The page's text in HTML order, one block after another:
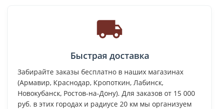
Быстрая доставка
Забирайте заказы бесплатно в наших магазинах
(Армавир, Краснодар, Кропоткин, Лабинск,
Новокубанск, Ростов-на-Дону). Для заказов от 15 000
руб. в этих городах и радиусе 20 км мы организуем